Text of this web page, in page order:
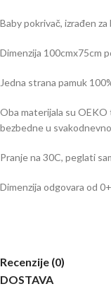
Baby pokrivač, izrađen za
Dimenzija 100cmx75cm
Jedna strana pamuk
Oba materijala su
bezbedne u
Pranje na 30C, peglati
Dimenzija odgovara od
Recenzije (0)
DOSTAVA